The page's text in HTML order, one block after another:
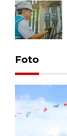
Foto